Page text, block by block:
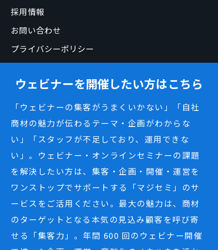
採用情報
お問い合わせ
プライバシーポリシー
ウェビナーを開催したい方はこちら
「ウェビナーの集客がうまくいかない」「自社
商材の魅力が伝わるテーマ・企画がわからな
い」「スタッフが不足しており、運用できな
い」。ウェビナー・オンラインセミナーの課題
を解決したい方は、集客・企画・開催・運営を
ワンストップでサポートする「マジセミ」のサ
ービスをご活用ください。最大の魅力は、商材
のターゲットとなる本気の見込み顧客を呼び寄
せる「集客力」。年間 600 回のウェビナー開催